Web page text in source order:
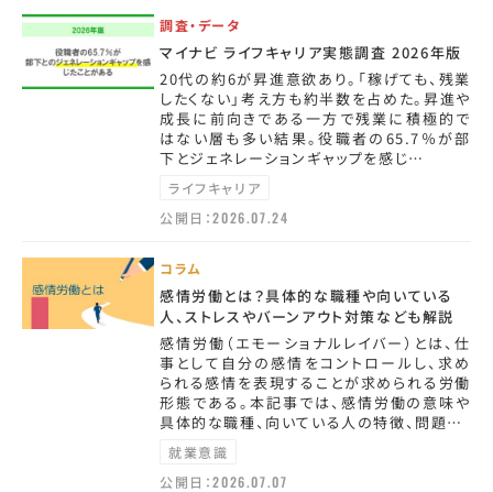
調査・データ
マイナビ ライフキャリア実態調査 2026年版
20代の約6が昇進意欲あり。「稼げても、残業
したくない」考え方も約半数を占めた。昇進や
成長に前向きである一方で残業に積極的で
はない層も多い結果。役職者の65.7％が部
下とジェネレーションギャップを感じ…
ライフキャリア
公開日：2026.07.24
コラム
感情労働とは？具体的な職種や向いている
人、ストレスやバーンアウト対策なども解説
感情労働（エモーショナルレイバー）とは、仕
事として自分の感情をコントロールし、求め
られる感情を表現することが求められる労働
形態である。本記事では、感情労働の意味や
具体的な職種、向いている人の特徴、問題…
就業意識
公開日：2026.07.07